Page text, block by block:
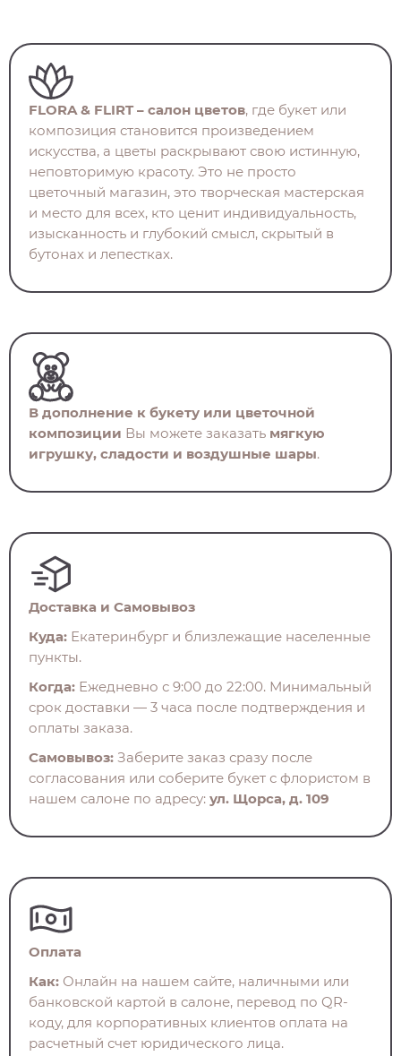
FLORA & FLIRT – салон цветов, где букет или
композиция становится произведением
искусства, а цветы раскрывают свою истинную,
неповторимую красоту. Это не просто
цветочный магазин, это творческая мастерская
и место для всех, кто ценит индивидуальность,
изысканность и глубокий смысл, скрытый в
бутонах и лепестках.
В дополнение к букету или цветочной
композиции Вы можете заказать мягкую
игрушку, сладости и воздушные шары.
Доставка и Самовывоз
Куда: Екатеринбург и близлежащие населенные
пункты.
Когда: Ежедневно с 9:00 до 22:00. Минимальный
срок доставки — 3 часа после подтверждения и
оплаты заказа.
Самовывоз: Заберите заказ сразу после
согласования или соберите букет с флористом в
нашем салоне по адресу: ул. Щорса, д. 109
Оплата
Как: Онлайн на нашем сайте, наличными или
банковской картой в салоне, перевод по QR-
коду, для корпоративных клиентов оплата на
расчетный счет юридического лица.